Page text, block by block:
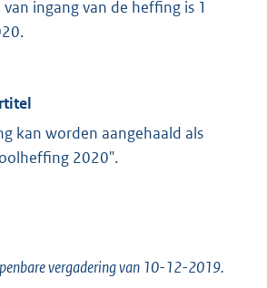
ingang van de heffing is 1
kan worden aangehaald als
2020".
vergadering van 10-12-2019.